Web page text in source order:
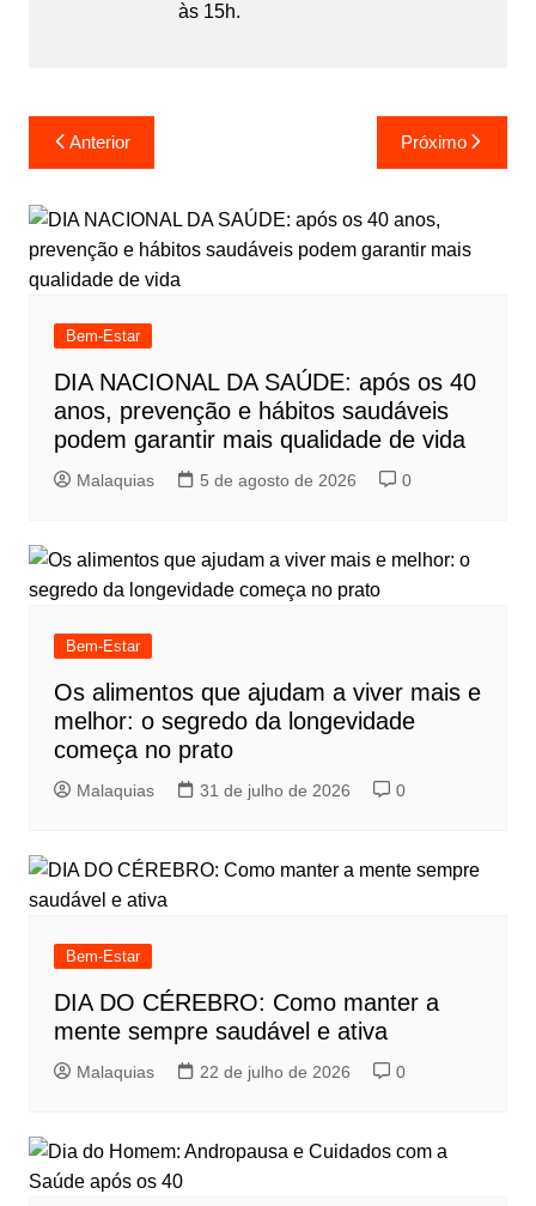
às 15h.
Anterior Próximo
Bem-Estar
DIA NACIONAL DA SAÚDE: após os 40
anos, prevenção e hábitos saudáveis
podem garantir mais qualidade de vida
Malaquias 5 de agosto de 2026 0
Bem-Estar
Os alimentos que ajudam a viver mais e
melhor: o segredo da longevidade
começa no prato
Malaquias 31 de julho de 2026 0
Bem-Estar
DIA DO CÉREBRO: Como manter a
mente sempre saudável e ativa
Malaquias 22 de julho de 2026 0